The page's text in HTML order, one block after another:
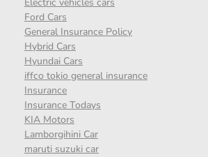
Ford Cars
General Insurance Policy
Hybrid Cars
Hyundai Cars
iffco tokio general insurance
Insurance
Insurance Todays
KIA Motors
Lamborgihini Car
maruti suzuki car